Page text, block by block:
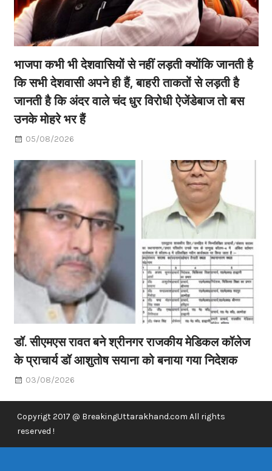
भाजपा कभी भी देशवासियों से नहीं लड़ती क्योंकि जानती है
कि सभी देशवासी अपने ही हैं, बाहरी ताकतों से लड़ती है
जानती है कि अंदर वाले चंद धुर विरोधी ऐजेंडेबाज तो बस
उनके मोहरे भर हैं
05/08/2026
डॉ. सीएमएस रावत बने श्रीनगर राजकीय मेडिकल कॉलेज
के प्राचार्य डॉ आशुतोष सयाना को बनाया गया निदेशक
03/08/2026
Copyrigt 2017 @ BreakingUttarakhand.com All rights
reserved !